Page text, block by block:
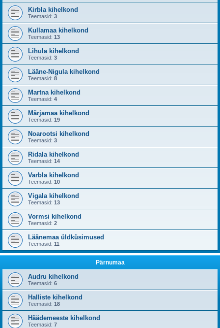
Kirbla kihelkond
Teemasid: 3
Kullamaa kihelkond
Teemasid: 13
Lihula kihelkond
Teemasid: 3
Lääne-Nigula kihelkond
Teemasid: 8
Martna kihelkond
Teemasid: 4
Märjamaa kihelkond
Teemasid: 19
Noarootsi kihelkond
Teemasid: 3
Ridala kihelkond
Teemasid: 14
Varbla kihelkond
Teemasid: 10
Vigala kihelkond
Teemasid: 13
Vormsi kihelkond
Teemasid: 2
Läänemaa üldküsimused
Teemasid: 11
Pärnumaa
Audru kihelkond
Teemasid: 6
Halliste kihelkond
Teemasid: 18
Häädemeeste kihelkond
Teemasid: 7